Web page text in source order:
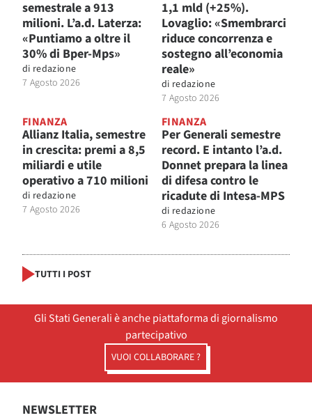
semestrale a 913
milioni. L’a.d. Laterza:
«Puntiamo a oltre il
30% di Bper-Mps»
di redazione
7 Agosto 2026
1,1 mld (+25%).
Lovaglio: «Smembrarci
riduce concorrenza e
sostegno all’economia
reale»
di redazione
7 Agosto 2026
FINANZA
Allianz Italia, semestre
in crescita: premi a 8,5
miliardi e utile
operativo a 710 milioni
di redazione
7 Agosto 2026
FINANZA
Per Generali semestre
record. E intanto l’a.d.
Donnet prepara la linea
di difesa contro le
ricadute di Intesa-MPS
di redazione
6 Agosto 2026
TUTTI I POST
Gli Stati Generali è anche piattaforma di giornalismo
partecipativo
VUOI COLLABORARE ?
NEWSLETTER